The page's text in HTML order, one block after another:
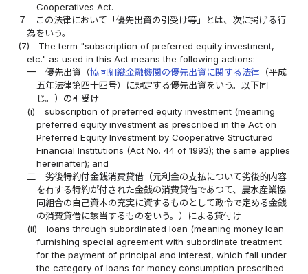
Cooperatives Act.
７
この法律において「優先出資の引受け等」とは、次に掲げる行
為をいう。
(7)
The term "subscription of preferred equity investment,
etc." as used in this Act means the following actions:
一
優先出資（協同組織金融機関の優先出資に関する法律 （平成
五年法律第四十四号）に規定する優先出資をいう。以下同
じ。）の引受け
(i)
subscription of preferred equity investment (meaning
preferred equity investment as prescribed in the Act on
Preferred Equity Investment by Cooperative Structured
Financial Institutions (Act No. 44 of 1993); the same applies
hereinafter); and
二
劣後特約付金銭消費貸借（元利金の支払について劣後的内容
を有する特約が付された金銭の消費貸借であつて、農水産業協
同組合の自己資本の充実に資するものとして政令で定める金銭
の消費貸借に該当するものをいう。）による貸付け
(ii)
loans through subordinated loan (meaning money loan
furnishing special agreement with subordinate treatment
for the payment of principal and interest, which fall under
the category of loans for money consumption prescribed